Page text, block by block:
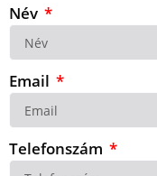
Név
Email
Telefonszám